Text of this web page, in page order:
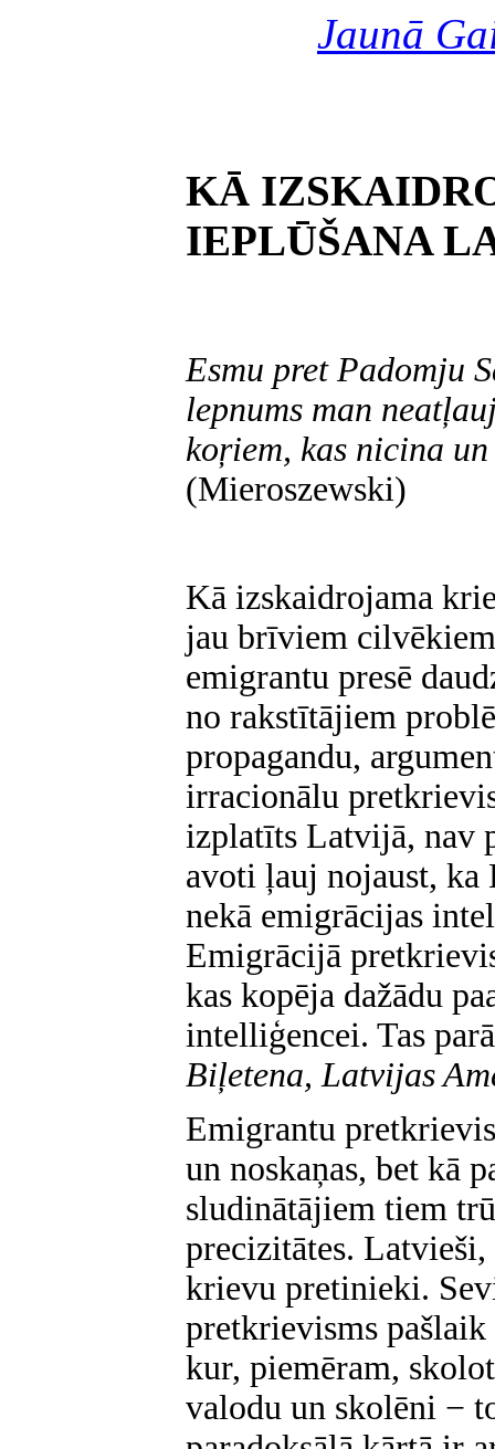
Jaunā
KĀ
IEPLŪŠANA
Esmu pret Padomju
lepnums man
koŗiem, kas nicina
(Mieroszewski)
Kā izskaidrojama
jau brīviem
emigrantu presē
no rakstītājiem
propagandu,
irracionālu
izplatīts Latvijā, nav
avoti ļauj nojaust, ka
nekā emigrācijas
Emigrācijā
kas kopēja dažādu
intelliģencei. Tas
Biļetena, Latvijas
Emigrantu
un noskaņas, bet kā
sludinātājiem tiem
precizitātes.
krievu pretinieki.
pretkrievisms
kur, piemēram,
valodu un skolēni −